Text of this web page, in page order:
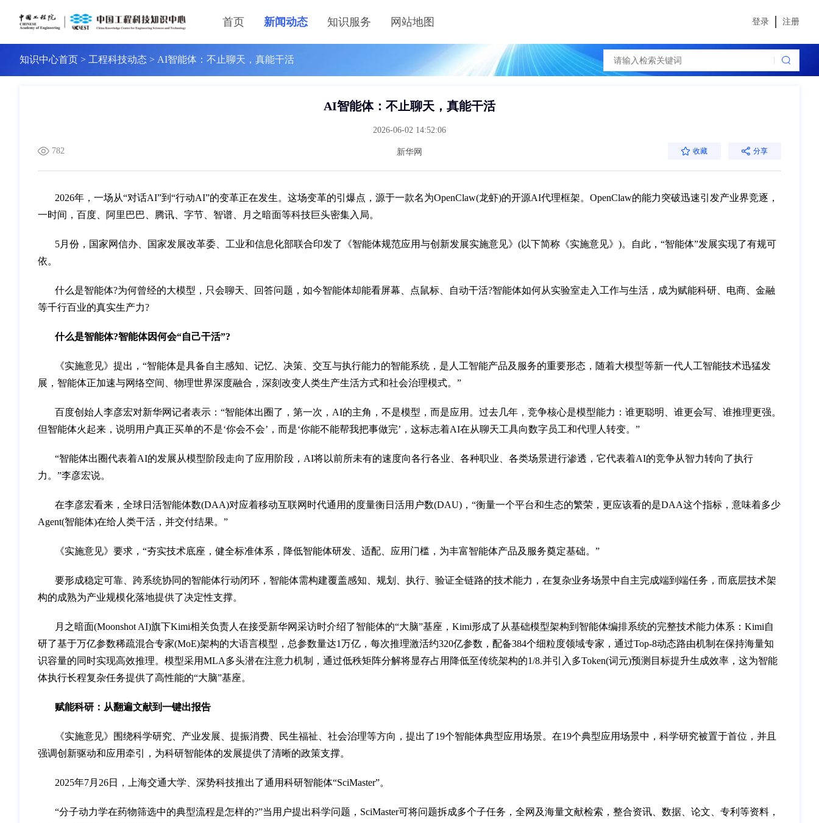
首页 新闻动态 知识服务 网站地图 登录 注册
知识中心首页 > 工程科技动态 > AI智能体：不止聊天，真能干活
AI智能体：不止聊天，真能干活
2026-06-02 14:52:06
新华网
782 收藏 分享
2026年，一场从“对话AI”到“行动AI”的变革正在发生。这场变革的引爆点，源于一款名为OpenClaw(龙虾)的开源AI代理框架。OpenClaw的能力突破迅速引发产业界竞逐，
一时间，百度、阿里巴巴、腾讯、字节、智谱、月之暗面等科技巨头密集入局。
5月份，国家网信办、国家发展改革委、工业和信息化部联合印发了《智能体规范应用与创新发展实施意见》(以下简称《实施意见》)。自此，“智能体”发展实现了有规可
依。
什么是智能体?为何曾经的大模型，只会聊天、回答问题，如今智能体却能看屏幕、点鼠标、自动干活?智能体如何从实验室走入工作与生活，成为赋能科研、电商、金融
等千行百业的真实生产力?
什么是智能体?智能体因何会“自己干活”?
《实施意见》提出，“智能体是具备自主感知、记忆、决策、交互与执行能力的智能系统，是人工智能产品及服务的重要形态，随着大模型等新一代人工智能技术迅猛发
展，智能体正加速与网络空间、物理世界深度融合，深刻改变人类生产生活方式和社会治理模式。”
百度创始人李彦宏对新华网记者表示：“智能体出圈了，第一次，AI的主角，不是模型，而是应用。过去几年，竞争核心是模型能力：谁更聪明、谁更会写、谁推理更强。
但智能体火起来，说明用户真正买单的不是‘你会不会’，而是‘你能不能帮我把事做完’，这标志着AI在从聊天工具向数字员工和代理人转变。”
“智能体出圈代表着AI的发展从模型阶段走向了应用阶段，AI将以前所未有的速度向各行各业、各种职业、各类场景进行渗透，它代表着AI的竞争从智力转向了执行
力。”李彦宏说。
在李彦宏看来，全球日活智能体数(DAA)对应着移动互联网时代通用的度量衡日活用户数(DAU)，“衡量一个平台和生态的繁荣，更应该看的是DAA这个指标，意味着多少
Agent(智能体)在给人类干活，并交付结果。”
《实施意见》要求，“夯实技术底座，健全标准体系，降低智能体研发、适配、应用门槛，为丰富智能体产品及服务奠定基础。”
要形成稳定可靠、跨系统协同的智能体行动闭环，智能体需构建覆盖感知、规划、执行、验证全链路的技术能力，在复杂业务场景中自主完成端到端任务，而底层技术架
构的成熟为产业规模化落地提供了决定性支撑。
月之暗面(Moonshot AI)旗下Kimi相关负责人在接受新华网采访时介绍了智能体的“大脑”基座，Kimi形成了从基础模型架构到智能体编排系统的完整技术能力体系：Kimi自
研了基于万亿参数稀疏混合专家(MoE)架构的大语言模型，总参数量达1万亿，每次推理激活约320亿参数，配备384个细粒度领域专家，通过Top-8动态路由机制在保持海量知
识容量的同时实现高效推理。模型采用MLA多头潜在注意力机制，通过低秩矩阵分解将显存占用降低至传统架构的1/8.并引入多Token(词元)预测目标提升生成效率，这为智能
体执行长程复杂任务提供了高性能的“大脑”基座。
赋能科研：从翻遍文献到一键出报告
《实施意见》围绕科学研究、产业发展、提振消费、民生福祉、社会治理等方向，提出了19个智能体典型应用场景。在19个典型应用场景中，科学研究被置于首位，并且
强调创新驱动和应用牵引，为科研智能体的发展提供了清晰的政策支撑。
2025年7月26日，上海交通大学、深势科技推出了通用科研智能体“SciMaster”。
“分子动力学在药物筛选中的典型流程是怎样的?”当用户提出科学问题，SciMaster可将问题拆成多个子任务，全网及海量文献检索，整合资讯、数据、论文、专利等资料，